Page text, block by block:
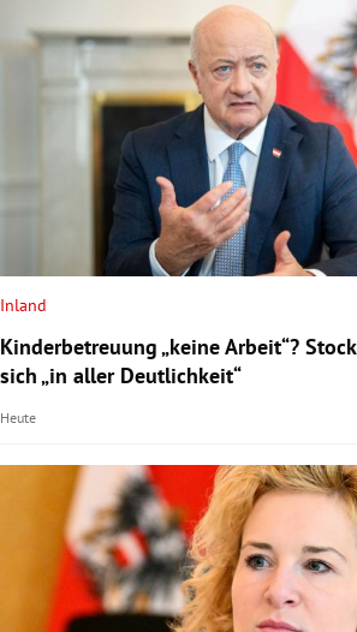
Inland
Kinderbetreuung „keine Arbeit“?
sich „in aller Deutlichkeit“
Heute